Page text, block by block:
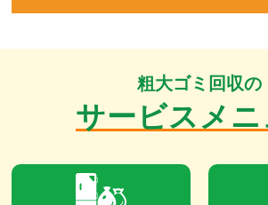
粗大ゴミ回収の
サービスメニ